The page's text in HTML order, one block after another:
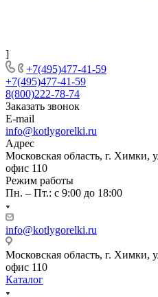
]
+7(495)477-41-59
+7(495)477-41-59
8(800)222-78-74
Заказать звонок
E-mail
info@kotlygorelki.ru
Адрес
Московская область, г. Химки,
офис 110
Режим работы
Пн. – Пт.: с 9:00 до 18:00
info@kotlygorelki.ru
Московская область, г. Химки,
офис 110
Каталог